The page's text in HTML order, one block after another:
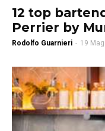
12 top
Perrier by
Rodolfo Guarnieri - 19